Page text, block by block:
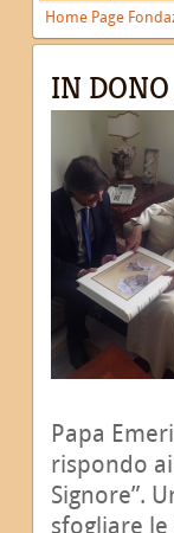
Home Page
IN
Papa
rispondo
Signore”.
sfogliare